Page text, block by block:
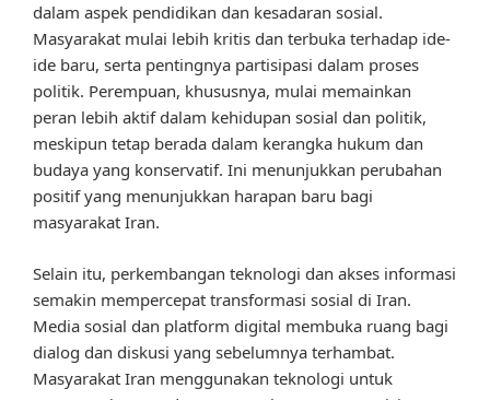
dalam aspek pendidikan dan kesadaran sosial.
Masyarakat mulai lebih kritis dan terbuka terhadap ide-
ide baru, serta pentingnya partisipasi dalam proses
politik. Perempuan, khususnya, mulai memainkan
peran lebih aktif dalam kehidupan sosial dan politik,
meskipun tetap berada dalam kerangka hukum dan
budaya yang konservatif. Ini menunjukkan perubahan
positif yang menunjukkan harapan baru bagi
masyarakat Iran.
Selain itu, perkembangan teknologi dan akses informasi
semakin mempercepat transformasi sosial di Iran.
Media sosial dan platform digital membuka ruang bagi
dialog dan diskusi yang sebelumnya terhambat.
Masyarakat Iran menggunakan teknologi untuk